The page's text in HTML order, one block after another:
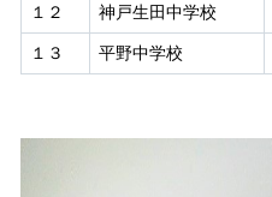
１２
神戸生田中学校
１３
平野中学校